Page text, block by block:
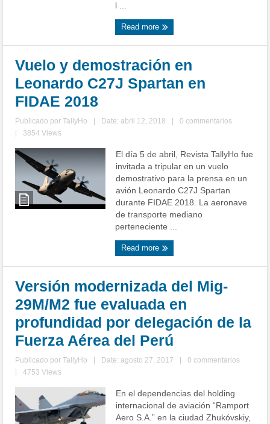
l ...
Read more
Vuelo y demostración en
Leonardo C27J Spartan en
FIDAE 2018
Publicado porTallyHo Date: abril 12, 2018
0 commentarios
3854 Views
El día 5 de abril, Revista TallyHo fue
invitada a tripular en un vuelo
demostrativo para la prensa en un
avión Leonardo C27J Spartan
durante FIDAE 2018. La aeronave
de transporte mediano
perteneciente ...
Read more
Versión modernizada del Mig-
29M/M2 fue evaluada en
profundidad por delegación de la
Fuerza Aérea del Perú
Publicado porTallyHo Date: agosto 27, 2017
0 commentarios
4753 Views
En el dependencias del holding
internacional de aviación “Ramport
Aero S.A.” en la ciudad Zhukóvskiy,